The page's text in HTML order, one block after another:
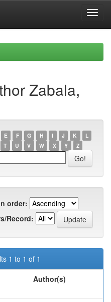
Zabala,
E F G H I J K
L
T U V W X Y Z
order:
Record:
1 to 1 of 1
Author(s)